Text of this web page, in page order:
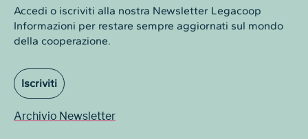
Accedi o iscriviti alla nostra Newsletter Legacoop
Informazioni per restare sempre aggiornati sul mondo
della cooperazione.
Iscriviti
Archivio Newsletter